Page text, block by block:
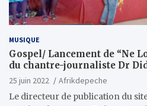
MUSIQUE
Gospel/ Lancement de “Ne
du chantre-journaliste Dr
25 juin 2022
Afrikdepeche
Le directeur de publication du